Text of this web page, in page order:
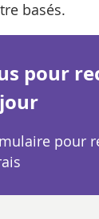
basés.
pour
pour